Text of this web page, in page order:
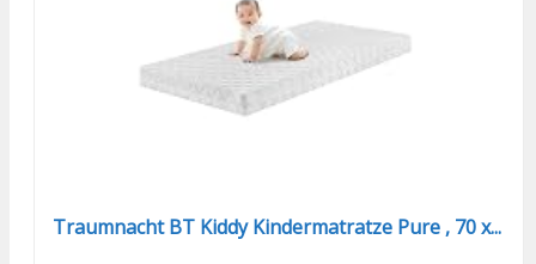
Traumnacht BT Kiddy Kindermatratze Pure , 70 x...